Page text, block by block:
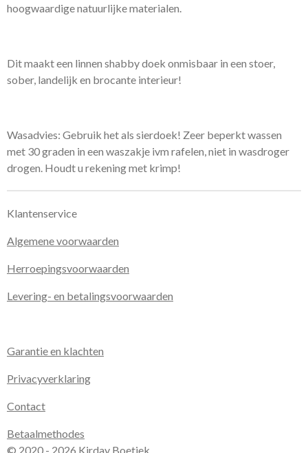
hoogwaardige natuurlijke materialen.
Dit maakt een linnen shabby doek onmisbaar in een stoer,
sober, landelijk en brocante interieur!
Wasadvies: Gebruik het als sierdoek! Zeer beperkt wassen
met 30 graden in een waszakje ivm rafelen, niet in wasdroger
drogen. Houdt u rekening met krimp!
Klantenservice
Algemene voorwaarden
Herroepingsvoorwaarden
Levering- en betalingsvoorwaarden
Garantie en klachten
Privacyverklaring
Contact
Betaalmethodes
© 2020 - 2026 Kirday Boetiek